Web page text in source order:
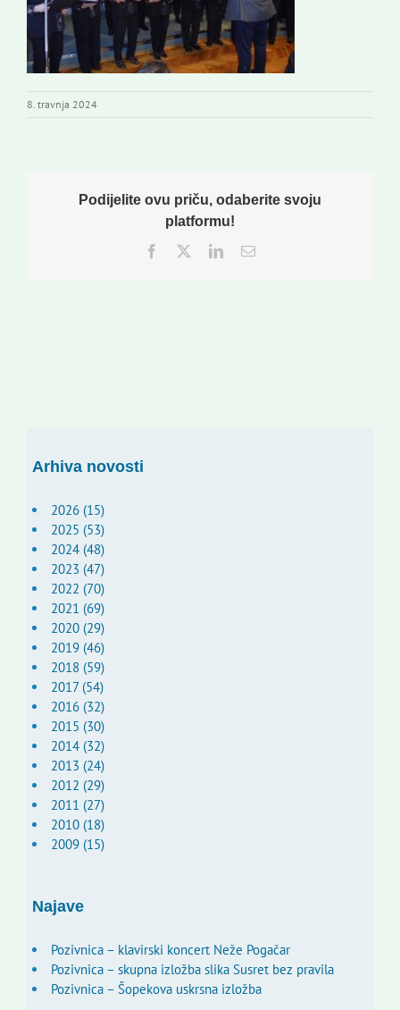
8. travnja 2024
Podijelite ovu priču, odaberite svoju
platformu!
Facebook
TwitterLinkedInEmail:
Arhiva novosti
2026 (15)
2025 (53)
2024 (48)
2023 (47)
2022 (70)
2021 (69)
2020 (29)
2019 (46)
2018 (59)
2017 (54)
2016 (32)
2015 (30)
2014 (32)
2013 (24)
2012 (29)
2011 (27)
2010 (18)
2009 (15)
Najave
Pozivnica – klavirski koncert Neže Pogačar
Pozivnica – skupna izložba slika Susret bez pravila
Pozivnica – Šopekova uskrsna izložba